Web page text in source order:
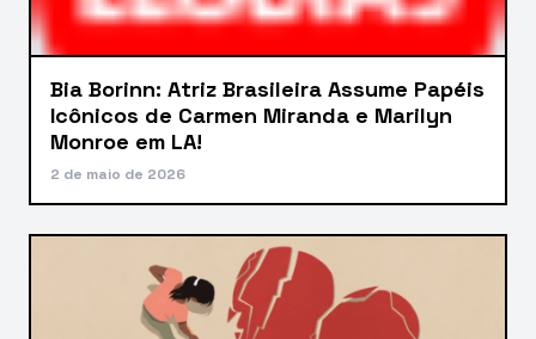
Bia Borinn: Atriz Brasileira Assume Papéis
Icônicos de Carmen Miranda e Marilyn
Monroe em LA!
2 de maio de 2026